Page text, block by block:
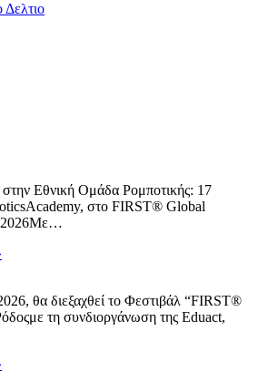
Δελτιο
Εθνική Ομάδα Ρομποτικής: 17
στο FIRST® Global
2026Με…
θα διεξαχθεί το Φεστιβάλ “FIRST®
τη συνδιοργάνωση της Eduact,